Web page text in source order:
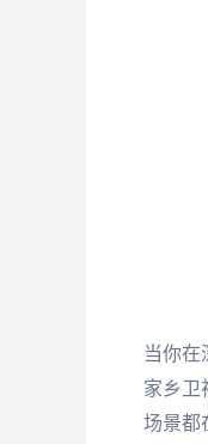
当你在
家乡卫
场景都